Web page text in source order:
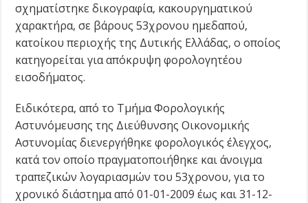
σχηματίστηκε δικογραφία, κακουργηματικού
χαρακτήρα, σε βάρους 53χρονου ημεδαπού,
κατοίκου περιοχής της Δυτικής Ελλάδας, ο οποίος
κατηγορείται για απόκρυψη φορολογητέου
εισοδήματος.
Ειδικότερα, από το Τμήμα Φορολογικής
Αστυνόμευσης της Διεύθυνσης Οικονομικής
Αστυνομίας διενεργήθηκε φορολογικός έλεγχος,
κατά τον οποίο πραγματοποιήθηκε και άνοιγμα
τραπεζικών λογαριασμών του 53χρονου, για το
χρονικό διάστημα από 01-01-2009 έως και 31-12-